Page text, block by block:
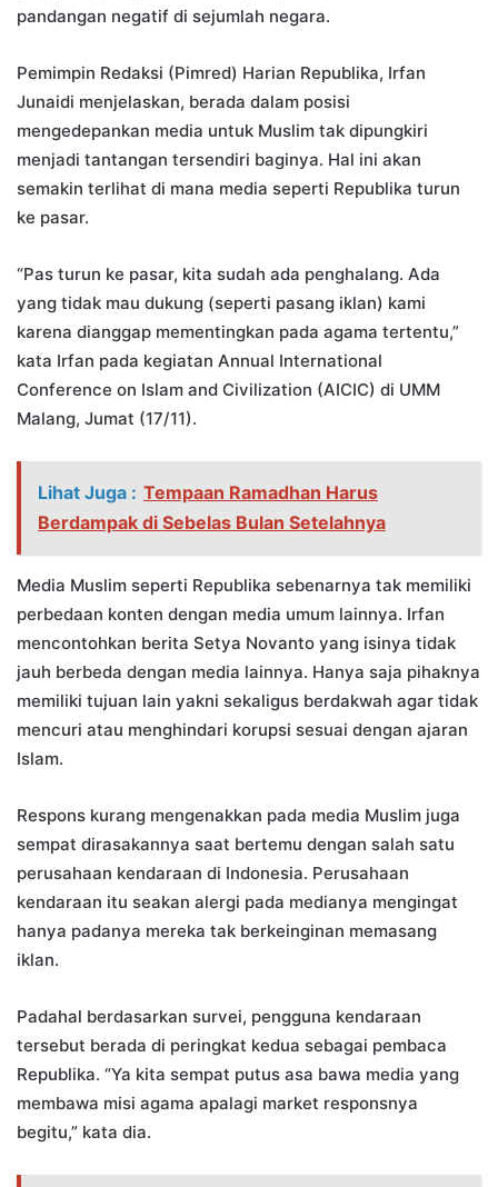
pandangan negatif di sejumlah negara.
Pemimpin Redaksi (Pimred) Harian Republika, Irfan
Junaidi menjelaskan, berada dalam posisi
mengedepankan media untuk Muslim tak dipungkiri
menjadi tantangan tersendiri baginya. Hal ini akan
semakin terlihat di mana media seperti Republika turun
ke pasar.
“Pas turun ke pasar, kita sudah ada penghalang. Ada
yang tidak mau dukung (seperti pasang iklan) kami
karena dianggap mementingkan pada agama tertentu,”
kata Irfan pada kegiatan Annual International
Conference on Islam and Civilization (AICIC) di UMM
Malang, Jumat (17/11).
Lihat Juga : Tempaan Ramadhan Harus
Berdampak di Sebelas Bulan Setelahnya
Media Muslim seperti Republika sebenarnya tak memiliki
perbedaan konten dengan media umum lainnya. Irfan
mencontohkan berita Setya Novanto yang isinya tidak
jauh berbeda dengan media lainnya. Hanya saja pihaknya
memiliki tujuan lain yakni sekaligus berdakwah agar tidak
mencuri atau menghindari korupsi sesuai dengan ajaran
Islam.
Respons kurang mengenakkan pada media Muslim juga
sempat dirasakannya saat bertemu dengan salah satu
perusahaan kendaraan di Indonesia. Perusahaan
kendaraan itu seakan alergi pada medianya mengingat
hanya padanya mereka tak berkeinginan memasang
iklan.
Padahal berdasarkan survei, pengguna kendaraan
tersebut berada di peringkat kedua sebagai pembaca
Republika. “Ya kita sempat putus asa bawa media yang
membawa misi agama apalagi market responsnya
begitu,” kata dia.